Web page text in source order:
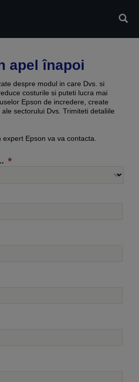
apel înapoi
despre modul in care Dvs. si
costurile si puteti lucra mai
Epson de incredere, create
sectorului Dvs. Trimiteti detaliile
Epson va va contacta.